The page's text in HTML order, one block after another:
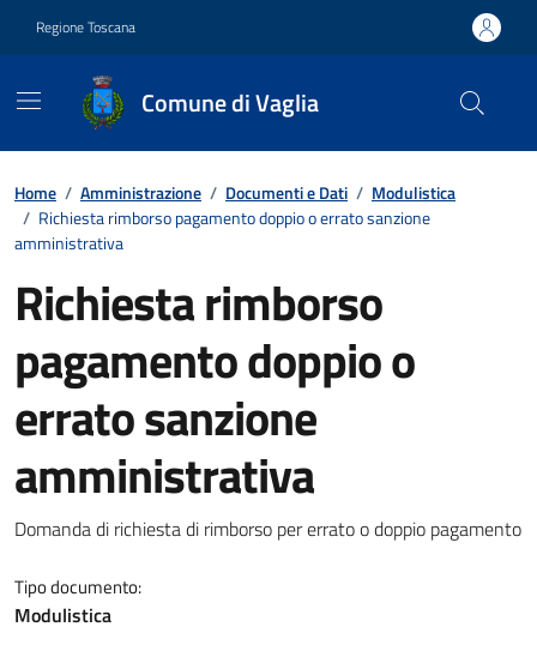
Regione Toscana
Comune di Vaglia
Contenuti in evidenza
Home / Amministrazione / Documenti e Dati / Modulistica
/ Richiesta rimborso pagamento doppio o errato sanzione
amministrativa
Richiesta rimborso
pagamento doppio o
errato sanzione
amministrativa
Dettagli del documento
Domanda di richiesta di rimborso per errato o doppio pagamento
Tipo documento:
Modulistica